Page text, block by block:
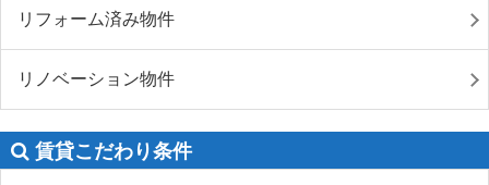
リフォーム済み物件
リノベーション物件
賃貸こだわり条件